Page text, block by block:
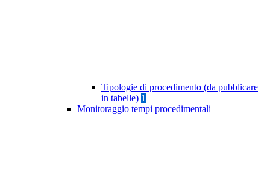
Tipologie di procedimento (da pubblicare
in tabelle) 1
Monitoraggio tempi procedimentali